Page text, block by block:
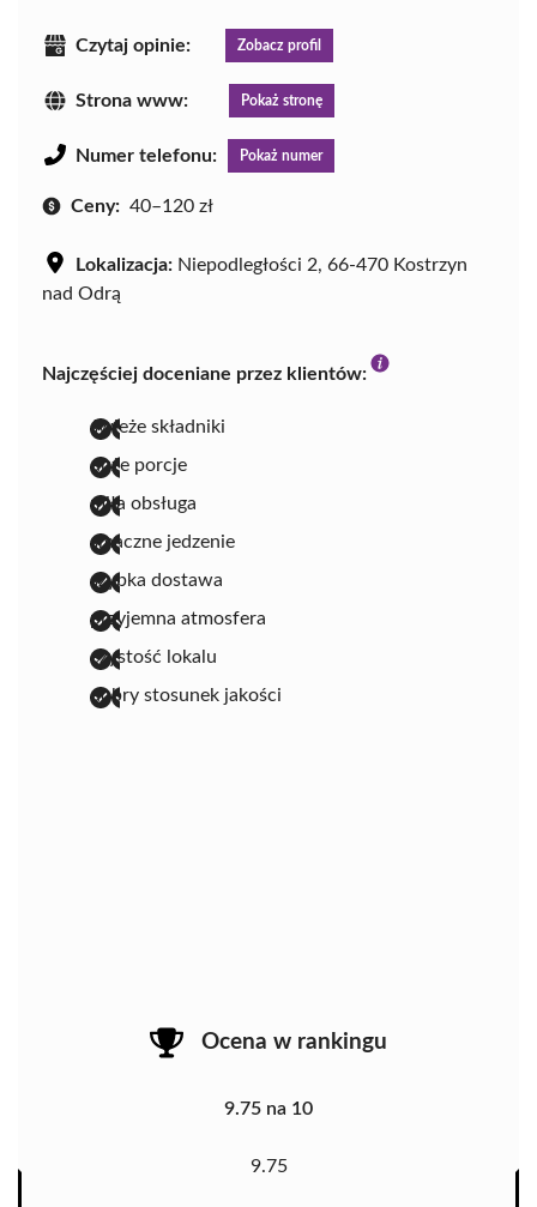
Czytaj opinie: Zobacz profil
Strona www: Pokaż stronę
Numer telefonu: Pokaż numer
Ceny: 40–120 zł
Lokalizacja: Niepodległości 2, 66-470 Kostrzyn
nad Odrą
Najczęściej doceniane przez klientów:
świeże składniki
duże porcje
miła obsługa
smaczne jedzenie
szybka dostawa
przyjemna atmosfera
czystość lokalu
dobry stosunek jakości
Ocena w rankingu
9.75 na 10
9.75